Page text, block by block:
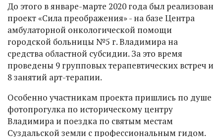
До этого в январе-марте 2020 года был реализован
проект «Сила преображения» - на базе Центра
амбулаторной онкологической помощи
городской больницы №5 г. Владимира на
средства областной субсидии. За это время
проведены 9 групповых терапевтических встреч и
8 занятий арт-терапии.
Особенно участникам проекта пришлись по душе
фотопрогулка по историческому центру
Владимира и поездка по святым местам
Суздальской земли с профессиональным гидом.